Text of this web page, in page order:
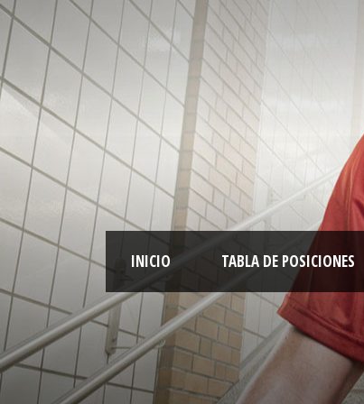
INICIO TABLA DE POSICIONES